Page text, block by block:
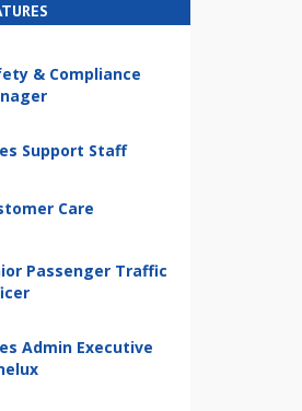
& Compliance
Support Staff
Care
Passenger Traffic
Admin Executive